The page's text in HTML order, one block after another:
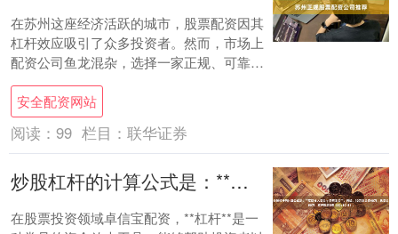
在苏州这座经济活跃的城市，股票配资因其
杠杆效应吸引了众多投资者。然而，市场上
配资公司鱼龙混杂，选择一家正规、可靠的
配资平台至关重要。本文将为您推荐苏州正
规股票配....
安全配资网站
阅读： 99 栏目： 联华证券
炒股杠杆的计算公式是：**实际投入资金 ÷ 自有本金**。例如，10万本金借40万，总资金50万，杠杆就是5倍（50÷10=5）。
在股票投资领域卓信宝配资，**杠杆**是一